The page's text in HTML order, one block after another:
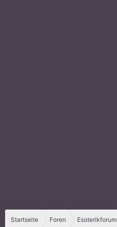
Startseite Foren Esoterikforum